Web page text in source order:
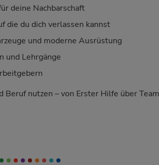
deine Nachbarschaft
die du dich verlassen kannst
und moderne Ausrüstung
und Lehrgänge
nutzen – von Erster Hilfe über